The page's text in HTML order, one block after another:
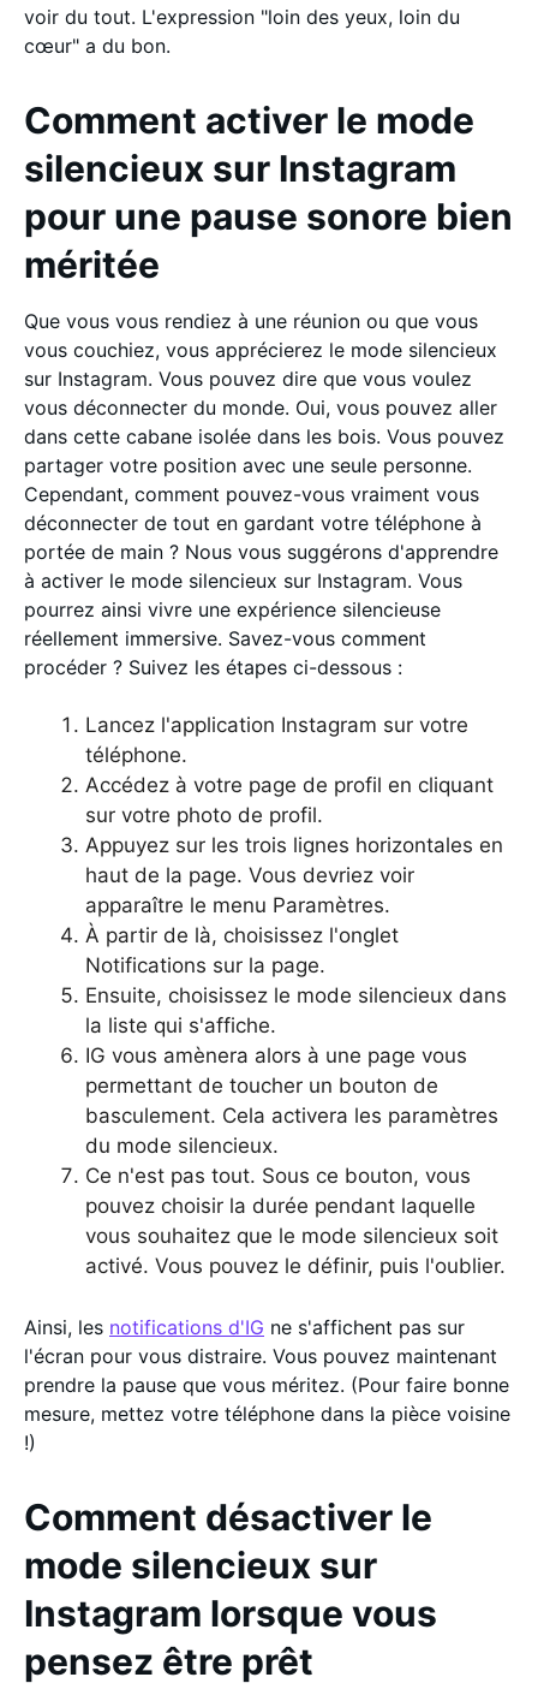
voir du tout. L'expression "loin des yeux, loin du
cœur" a du bon.
Comment activer le mode
silencieux sur Instagram
pour une pause sonore bien
méritée
Que vous vous rendiez à une réunion ou que vous
vous couchiez, vous apprécierez le mode silencieux
sur Instagram. Vous pouvez dire que vous voulez
vous déconnecter du monde. Oui, vous pouvez aller
dans cette cabane isolée dans les bois. Vous pouvez
partager votre position avec une seule personne.
Cependant, comment pouvez-vous vraiment vous
déconnecter de tout en gardant votre téléphone à
portée de main ? Nous vous suggérons d'apprendre
à activer le mode silencieux sur Instagram. Vous
pourrez ainsi vivre une expérience silencieuse
réellement immersive. Savez-vous comment
procéder ? Suivez les étapes ci-dessous :
Lancez l'application Instagram sur votre
téléphone.
Accédez à votre page de profil en cliquant
sur votre photo de profil.
Appuyez sur les trois lignes horizontales en
haut de la page. Vous devriez voir
apparaître le menu Paramètres.
À partir de là, choisissez l'onglet
Notifications sur la page.
Ensuite, choisissez le mode silencieux dans
la liste qui s'affiche.
IG vous amènera alors à une page vous
permettant de toucher un bouton de
basculement. Cela activera les paramètres
du mode silencieux.
Ce n'est pas tout. Sous ce bouton, vous
pouvez choisir la durée pendant laquelle
vous souhaitez que le mode silencieux soit
activé. Vous pouvez le définir, puis l'oublier.
Ainsi, les notifications d'IG ne s'affichent pas sur
l'écran pour vous distraire. Vous pouvez maintenant
prendre la pause que vous méritez. (Pour faire bonne
mesure, mettez votre téléphone dans la pièce voisine
!)
Comment désactiver le
mode silencieux sur
Instagram lorsque vous
pensez être prêt